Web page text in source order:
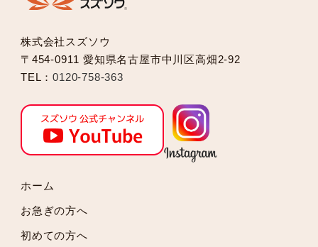
2025年2月
2024年9月
2024年8月
2024年7月
2024年5月
2024年4月
2024年2月
株式会社スズソウ
〒454-0911 愛知県名古屋市中川区高畑2-92
TEL：0120-758-363
ホーム
お急ぎの方へ
初めての方へ